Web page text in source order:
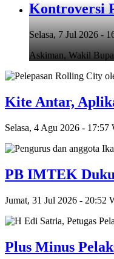
Kontroversi
Selasa, 7 Jul 2026 -
Askiman, Wakil
Kite Antar,
Selasa, 4 Agu 2026 - 17:57
PB IMTEK
Jumat, 31 Jul 2026 - 20:52
Plus Minus